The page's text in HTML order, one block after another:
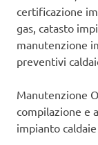
certificazione
gas, catasto
manutenzione
preventivi
Manutenzione
compilazione e
impianto